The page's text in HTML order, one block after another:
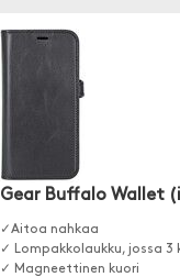
Gear Buffalo Wallet
✓Aitoa nahkaa
✓ Lompakkolaukku, jossa
✓ Magneettinen kuori